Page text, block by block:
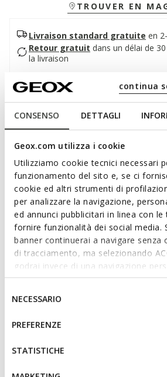
CONSENSO DETTAGLI
Geox.com utilizza i cookie
Utilizziamo cookie tecnici necessari
funzionamento del sito e, se ci
cookie ed altri strumenti di
per analizzare la navigazione,
ed annunci pubblicitari in linea con le
fornire funzionalità dei social media.
banner continuerai a navigare senza
di tracciamento, ma selezionando
godrai invece di una navigazione
base dei tuoi gusti ed interessi.
IMPOSTAZIONI potrai anche
altri strumenti di tracciamento
informazioni o per modificare in
tue impostazioni, visita la nostra
consenso
NECESSARIO
PREFERENZE
STATISTICHE
continua
TROUVER EN
Livraison standard gratuite en
Retour gratuit dans un délai de
la livraison
Description
Sneakers pour femme avec fermeture
lignes modernes et à l'esthétique
marron clair et or clair, elles sont
confortables, les Maryemy ajoutent une
looks de tous les jours.
CODE PRODUIT:D653BC022QMCD62L
Lire plus
Caractéristiques
Enfilage facile et rapide
Épaisseur de la semelle: 2,5 cm /
Fermeture à lacets et fermeture
Matériaux